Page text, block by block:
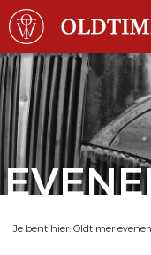
Je bent hier: Oldtimer